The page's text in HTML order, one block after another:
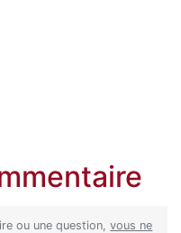
ou une question,vous ne